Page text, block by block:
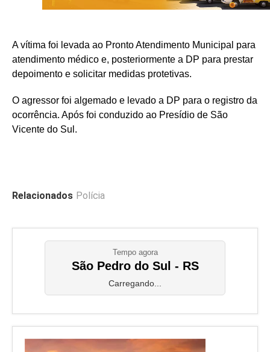
A vítima foi levada ao Pronto Atendimento Municipal para
atendimento médico e, posteriormente a DP para prestar
depoimento e solicitar medidas protetivas.
O agressor foi algemado e levado a DP para o registro da
ocorrência. Após foi conduzido ao Presídio de São
Vicente do Sul.
Relacionados Polícia
Tempo agora
São Pedro do Sul - RS
Carregando...